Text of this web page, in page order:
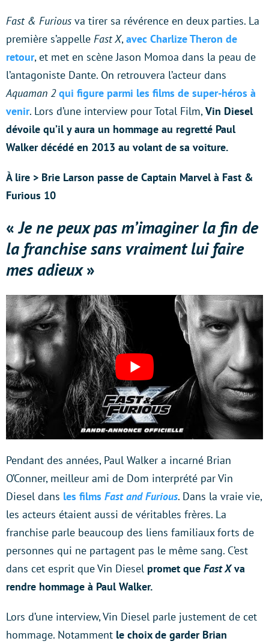
Fast & Furious va tirer sa révérence en deux parties. La
première s’appelle Fast X,avec Charlize Theron de
retour, et met en scène Jason Momoa dans la peau de
l’antagoniste Dante. On retrouvera l’acteur dans
Aquaman 2 qui figure parmi les films de super-héros à
venir. Lors d’une interview pour Total Film,Vin Diesel
dévoile qu’il y aura un hommage au regretté Paul
Walker décédé en 2013 au volant de sa voiture.
À lire > Brie Larson passe de Captain Marvel à Fast &
Furious 10
«Je ne peux pas m’imaginer la fin de
la franchise sans vraiment lui faire
mes adieux»
Pendant des années, Paul Walker a incarné Brian
O’Conner, meilleur ami de Dom interprété par Vin
Diesel dans les films Fast and Furious. Dans la vraie vie,
les acteurs étaient aussi de véritables frères. La
franchise parle beaucoup des liens familiaux forts de
personnes qui ne partagent pas le même sang. C’est
dans cet esprit que Vin Diesel promet que Fast Xva
rendre hommage à Paul Walker.
Lors d’une interview, Vin Diesel parle justement de cet
hommage. Notamment le choix de garder Brian